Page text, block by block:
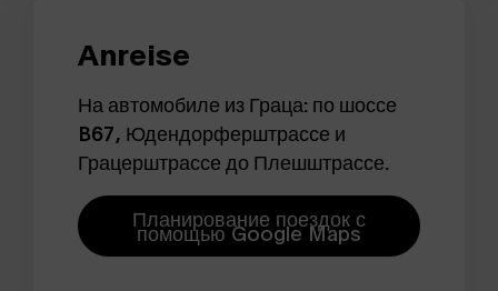
Anreise
На автомобиле из Граца: по шоссе
B67, Юдендорферштрассе и
Грацерштрассе до Плешштрассе.
Планирование поездок с
помощью Google Maps